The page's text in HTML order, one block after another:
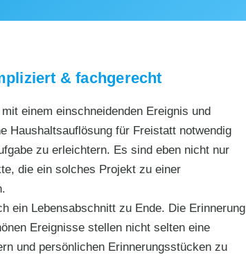
& fachgerecht
einem einschneidenden Ereignis und
Haushaltsauflösung für Freistatt notwendig
zu erleichtern. Es sind eben nicht nur
die ein solches Projekt zu einer
ein Lebensabschnitt zu Ende. Die Erinnerung
Ereignisse stellen nicht selten eine
und persönlichen Erinnerungsstücken zu